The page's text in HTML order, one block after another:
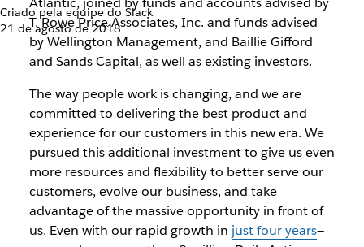
Criado pela equipe do Slack
21 de agosto de 2018
T. Rowe Price Associates, Inc. and funds advised
by Wellington Management, and Baillie Gifford
and Sands Capital, as well as existing investors.
The way people work is changing, and we are
committed to delivering the best product and
experience for our customers in this new era. We
pursued this additional investmentto give us even
more resources and flexibility to better serve our
customers, evolve our business, and take
advantage of the massive opportunity in front of
us. Even with our rapid growth in just four years—